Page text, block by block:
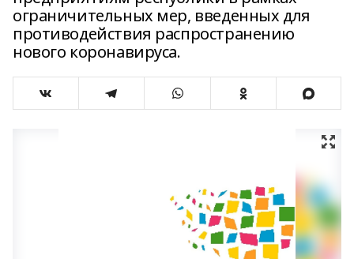
ограничительных мер, введенных для
противодействия распространению
нового коронавируса.